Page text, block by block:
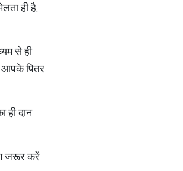
ही है,
से ही
आपके पितर
ही दान
जरूर करें.